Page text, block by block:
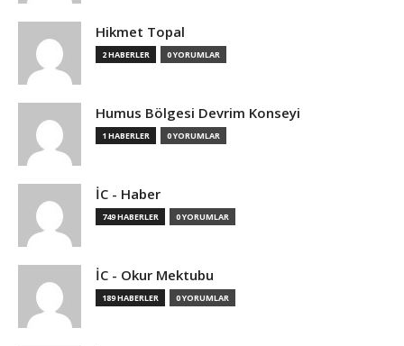
Hikmet Topal
2 HABERLER 0 YORUMLAR
Humus Bölgesi Devrim Konseyi
1 HABERLER 0 YORUMLAR
İC - Haber
749 HABERLER 0 YORUMLAR
İC - Okur Mektubu
189 HABERLER 0 YORUMLAR